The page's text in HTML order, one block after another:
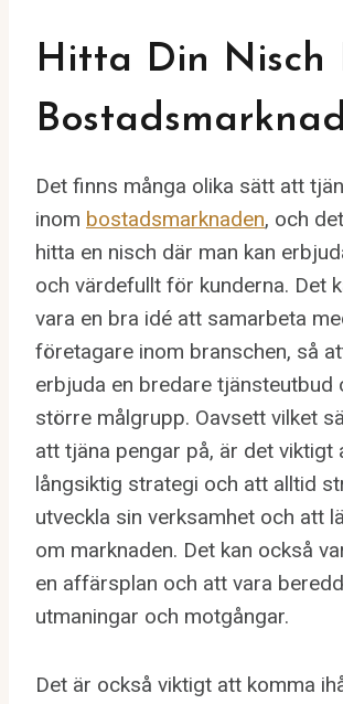
Hitta Din Nisch
Det finns många olika sätt att
inom bostadsmarknaden, och
hitta en nisch där man kan
och värdefullt för kunderna. Det
vara en bra idé att samarbeta
företagare inom branschen, så
erbjuda en bredare tjänsteutbud
större målgrupp. Oavsett vilket
att tjäna pengar på, är det viktigt
långsiktig strategi och att alltid
utveckla sin verksamhet och att
om marknaden. Det kan också
en affärsplan och att vara
utmaningar och motgångar.
Det är också viktigt att komma